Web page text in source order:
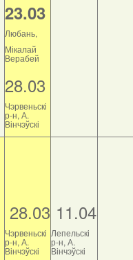
23.03
Любань,
Мікалай
Верабей
28.03
Чэрвеньскі
р-н, А.
Вінчэўскі
28.03
Чэрвеньскі
р-н, А.
Вінчэўскі
11.04
Лепельскі
р-н, А.
Вінчэўскі